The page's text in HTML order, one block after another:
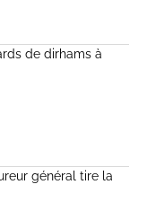
de dirhams à
général tire la